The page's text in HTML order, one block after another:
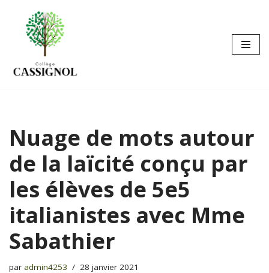
Aller
contenu
Nuage de mots autour
de la laïcité conçu par
les élèves de 5e5
italianistes avec Mme
Sabathier
par admin4253 28 janvier 2021